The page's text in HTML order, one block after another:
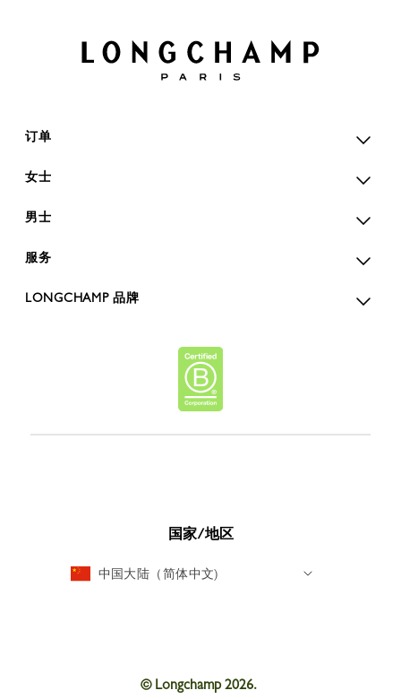
订单
女士
男士
服务
LONGCHAMP 品牌
国家/地区
中国大陆（简体中文)
© Longchamp 2026.